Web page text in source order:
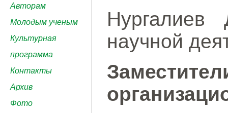
Авторам
Молодым ученым
Культурная
программа
Контакты
Архив
Фото
научной